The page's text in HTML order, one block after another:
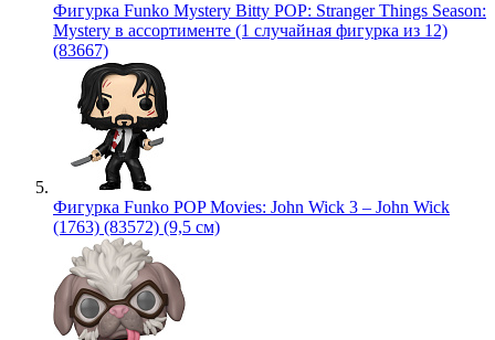
Фигурка Funko Mystery Bitty POP: Stranger Things Season:
Mystery в ассортименте (1 случайная фигурка из 12)
(83667)
Фигурка Funko POP Movies: John Wick 3 – John Wick
(1763) (83572) (9,5 см)